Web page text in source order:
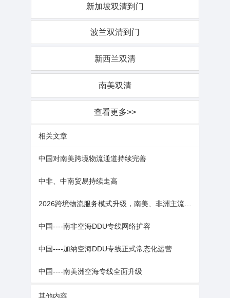
新加坡双清到门
波兰双清到门
新西兰双清
南美双清
查看更多>>
相关文章
中国对南美跨境物流通道持续完善
中非、中南贸易持续走高
2026跨境物流服务模式升级，南美、非洲主流航线全面普及DDU门到门合规交付
中国----南非空海DDU专线网络扩容
中国----加纳空海DDU专线正式常态化运营
中国----南美洲空海专线全面升级
其他内容